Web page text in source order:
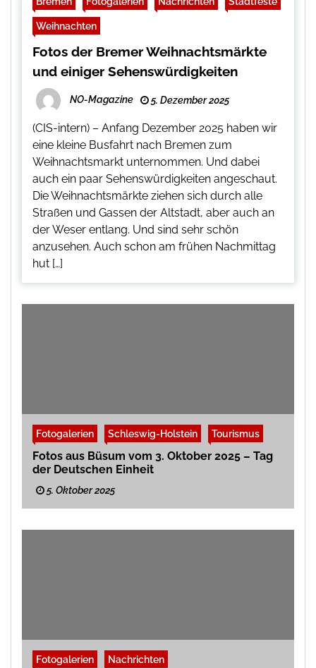
Weihnachten
Fotos der Bremer Weihnachtsmärkte
und einiger Sehenswürdigkeiten
NO-Magazine 5. Dezember 2025
(CIS-intern) – Anfang Dezember 2025 haben wir
eine kleine Busfahrt nach Bremen zum
Weihnachtsmarkt unternommen. Und dabei
auch ein paar Sehenswürdigkeiten angeschaut.
Die Weihnachtsmärkte ziehen sich durch alle
Straßen und Gassen der Altstadt, aber auch an
der Weser entlang. Und sind sehr schön
anzusehen. Auch schon am frühen Nachmittag
hut […]
Fotogalerien Schleswig-Holstein Tourismus
Fotos aus Büsum vom 3. Oktober 2025 – Tag
der Deutschen Einheit
5. Oktober 2025
Fotogalerien Nachrichten